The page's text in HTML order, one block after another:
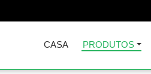
CASA PRODUTOS